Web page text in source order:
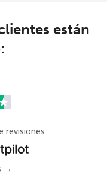
por ⁦£10⁩
por ⁦£10⁩
por ⁦£10⁩
están
revisiones
→